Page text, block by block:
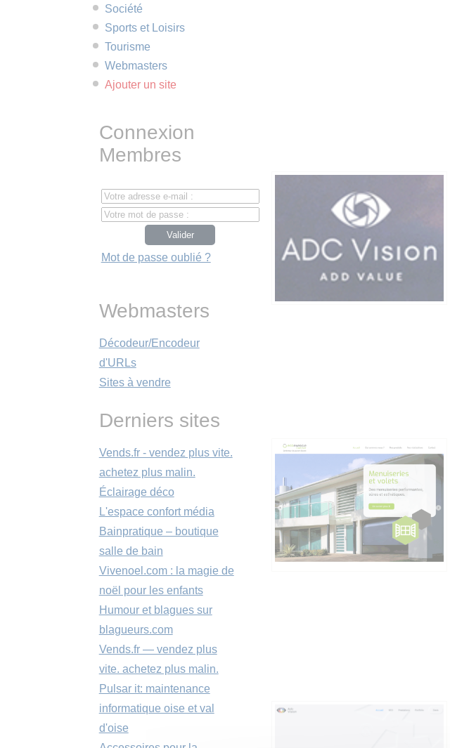
Société
Sports et Loisirs
Tourisme
Webmasters
Ajouter un site
Connexion
Membres
Mot de passe oublié ?
Webmasters
Décodeur/Encodeur
d'URLs
Sites à vendre
Derniers sites
Vends.fr - vendez plus vite.
achetez plus malin.
Éclairage déco
L'espace confort média
Bainpratique – boutique
salle de bain
Vivenoel.com : la magie de
noël pour les enfants
Humour et blagues sur
blagueurs.com
Vends.fr — vendez plus
vite. achetez plus malin.
Pulsar it: maintenance
informatique oise et val
d'oise